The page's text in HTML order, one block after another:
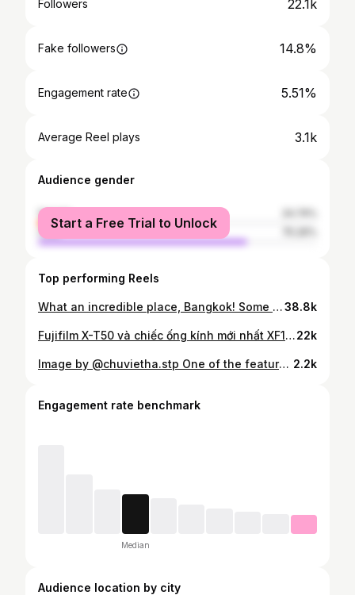
Followers 22.1k
Fake followers 14.8%
Engagement rate 5.51%
Average Reel plays 3.1k
Audience gender
female
male
Start a Free Trial to Unlock
Top performing Reels
What an incredible place, Bangkok! Some behind the scenes from the 3 day, APF street photography workshop held in Bangkok, 31st May - 2nd June 2024 Mentors @vineet_vohra @rohit_apf @rammynarula Special appearance @aikbengchia @chuvietha.stp 🙏 Heartfelt thanks to @chanokthorn_bone for capturing and making this incredible video. Thank you to the lovely participants for making this one special. #apfmagazine #apfworkshop #streetphotography #streetphotographer38.8k
Fujifilm X-T50 và chiếc ống kính mới nhất XF16-50F2.8-4.8 của Fujifilm. Điểm thú vị của X-T50 là xuất hiện 1 vòng chỉnh Filter màu độc lập ngay trên thân máy. Thân máy thì thiết kế bo tròn nhiều hơn nên cầm cảm giác khá ổn. Còn mình thích chiếc ống kính mới nhất vì nó nhỏ gọn, và zoom trong đỡ cồng kềnh thụt thò. Lens này chắc chắn thay thế ổn áp cho chiếc 18-55 đời cũ. Tiếc một cái chắc là giá sẽ cao. #Chuvietha #FujifilmXT50 #XF165022k
Image by @chuvietha.stp One of the featured artists today from our tag #bnw_demand Thank you for following and tagging your best images and videos to us Chosen by @sombra_y_luz ••••••••••••••••••••••••••••••••••••••••••••••••••••••••••••••• For other great shots visit @bnw_of_our_world 2.2k
Engagement rate benchmark
Median
Audience location by city